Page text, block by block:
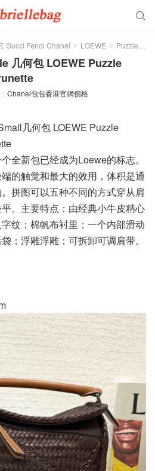

Gucci Fendi Chanel > LOEWE > Puzzle 手袋
几何包 LOEWE Puzzle
Chanel包包香港官網價格
几何包 LOEWE Puzzle
全新包已经成为Loewe的标志。
的触觉和最大的效用，体积是通
拼图可以五种不同的方式穿从肩
。主要特点：由经典小牛皮精心
纹；棉帆布衬里；一个内部滑动
；浮雕浮雕；可拆卸可调肩带。